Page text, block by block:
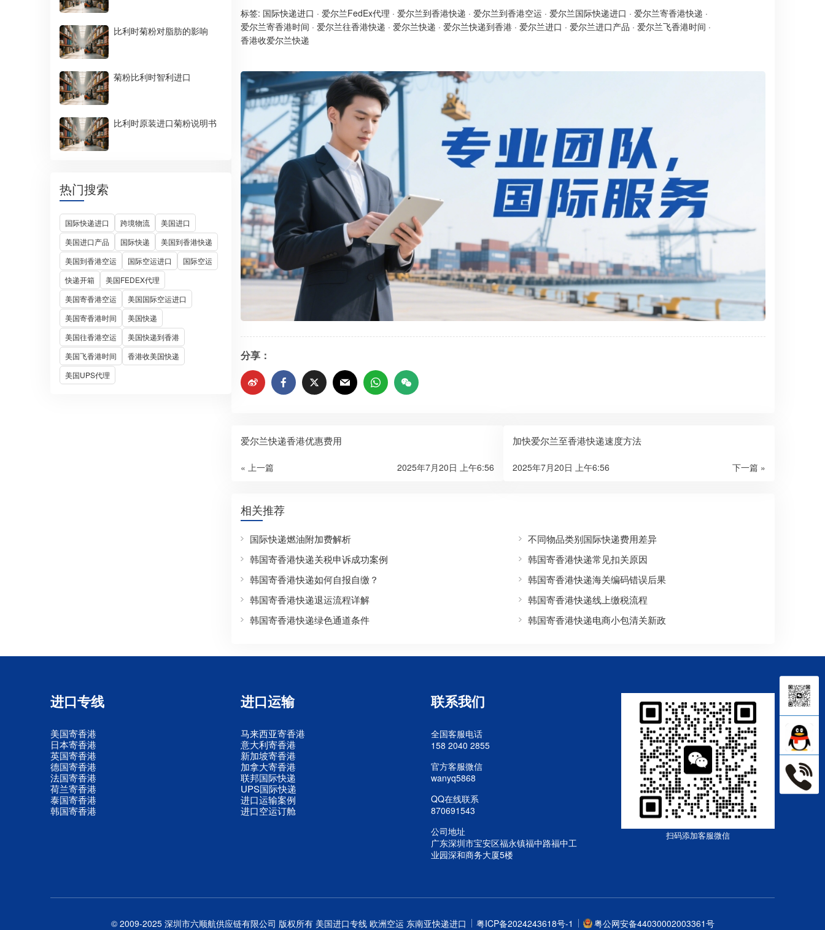
比利时菊粉对脂肪的影响
菊粉比利时智利进口
比利时原装进口菊粉说明书
热门搜索
国际快递进口 跨境物流
美国进口
美国进口产品
国际快递
美国到香港快递
美国到香港空运
国际空运进口
国际空运
快递开箱
美国FEDEX代理
美国寄香港空运
美国国际空运进口
美国寄香港时间
美国快递
美国往香港空运
美国快递到香港
美国飞香港时间
香港收美国快递
美国UPS代理
标签: 国际快递进口 · 爱尔兰FedEx代理 · 爱尔兰到香港快递 · 爱尔兰到香港空运 · 爱尔兰国际快递进口 · 爱尔兰寄香港快递 ·
爱尔兰寄香港时间 · 爱尔兰往香港快递 · 爱尔兰快递 · 爱尔兰快递到香港 · 爱尔兰进口 · 爱尔兰进口产品 · 爱尔兰飞香港时间 ·
香港收爱尔兰快递
分享：
爱尔兰快递香港优惠费用
« 上一篇 2025年7月20日 上午6:56
加快爱尔兰至香港快递速度方法
下一篇 »
2025年7月20日 上午6:56
相关推荐
国际快递燃油附加费解析
不同物品类别国际快递费用差异
韩国寄香港快递关税申诉成功案例
韩国寄香港快递常见扣关原因
韩国寄香港快递如何自报自缴？
韩国寄香港快递海关编码错误后果
韩国寄香港快递退运流程详解
韩国寄香港快递线上缴税流程
韩国寄香港快递绿色通道条件
韩国寄香港快递电商小包清关新政
进口专线
美国寄香港
日本寄香港
英国寄香港
德国寄香港
法国寄香港
荷兰寄香港
泰国寄香港
韩国寄香港
进口运输
马来西亚寄香港
意大利寄香港
新加坡寄香港
加拿大寄香港
联邦国际快递
UPS国际快递
进口运输案例
进口空运订舱
联系我们
全国客服电话
158 2040 2855
官方客服微信
wanyq5868
QQ在线联系
870691543
公司地址
广东深圳市宝安区福永镇福中路福中工
业园深和商务大厦5楼
扫码添加客服微信
© 2009-2025 深圳市六顺航供应链有限公司 版权所有 美国进口专线 欧洲空运 东南亚快递进口 粤ICP备2024243618号-1 粤公网安备44030002003361号